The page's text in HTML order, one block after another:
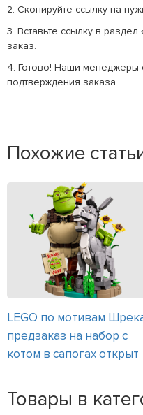
2. Скопируйте ссылку на
3. Вставьте ссылку в раздел
заказ.
4. Готово! Наши менеджеры
подтверждения заказа.
Похожие
LEGO по мотивам
предзаказ на набор с
котом в сапогах открыт
Товары в